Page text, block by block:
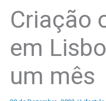
Criação
em
um mês